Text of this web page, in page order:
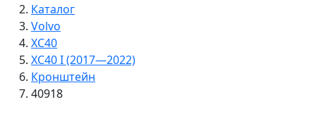
Каталог
Volvo
XC40
XC40 I (2017—2022)
Кронштейн
40918